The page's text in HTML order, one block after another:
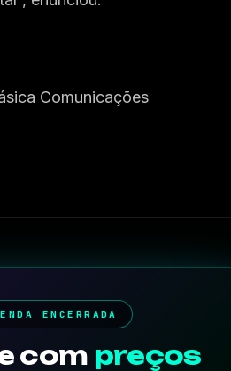
Comunicações
ENCERRADA
com preços